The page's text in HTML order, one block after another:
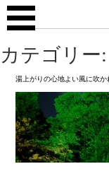
カテゴリー
湯上がりの心地よい風に吹